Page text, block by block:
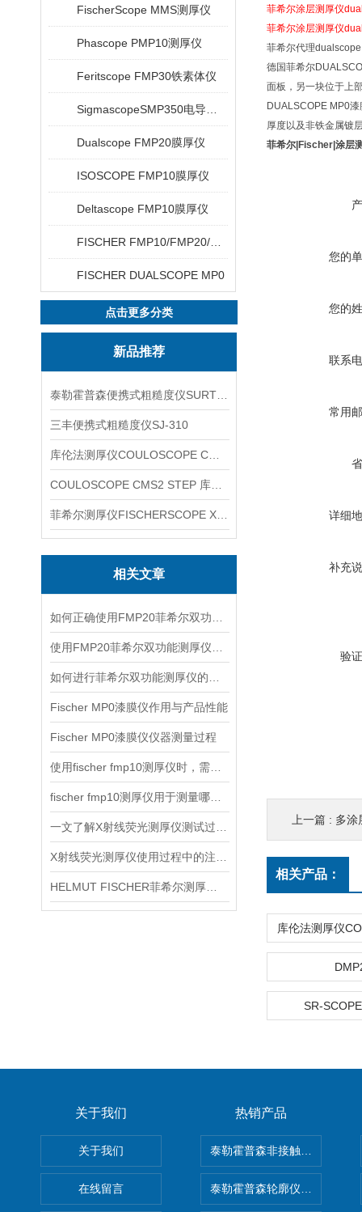
FischerScope MMS测厚仪
Phascope PMP10测厚仪
Feritscope FMP30铁素体仪
Dualscope FMP20膜厚仪
ISOSCOPE FMP10膜厚仪
Deltascope FMP10膜厚仪
FISCHER DUALSCOPE MP0
点击更多分类
新品推荐
三丰便携式粗糙度仪SJ-310
相关文章
Fischer MP0漆膜仪作用与产品性能
Fischer MP0漆膜仪仪器测量过程
菲希尔涂层测厚仪
菲希尔涂层测厚仪
菲希尔代理
德国菲希尔
面板，另一块位于上
DUALSCOPE MP0
厚度以及非铁金属镀
菲希尔|Fischer|涂层
您的
您的
联系
常用
详细
补充
验
上一篇 : 多涂
相关产品：
SR-
关于我们
关于我们
在线留言
热销产品
泰勒霍普森非接触式轮廓仪
泰勒霍普森轮廓仪|TAYLOR